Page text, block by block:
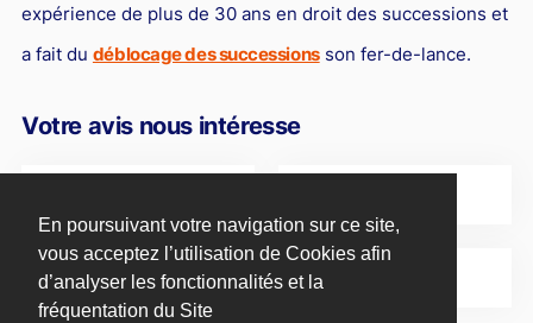
En poursuivant votre navigation sur ce site,
vous acceptez l’utilisation de Cookies afin
d’analyser les fonctionnalités et la
fréquentation du Site
expérience de plus de 30 ans en droit des successions et
a fait du déblocage des successionsson fer-de-lance.
Votre avis nous intéresse